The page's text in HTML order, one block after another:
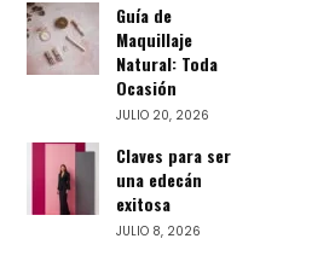
Guía de
Maquillaje
Natural: Toda
Ocasión
JULIO 20, 2026
Claves para ser
una edecán
exitosa
JULIO 8, 2026